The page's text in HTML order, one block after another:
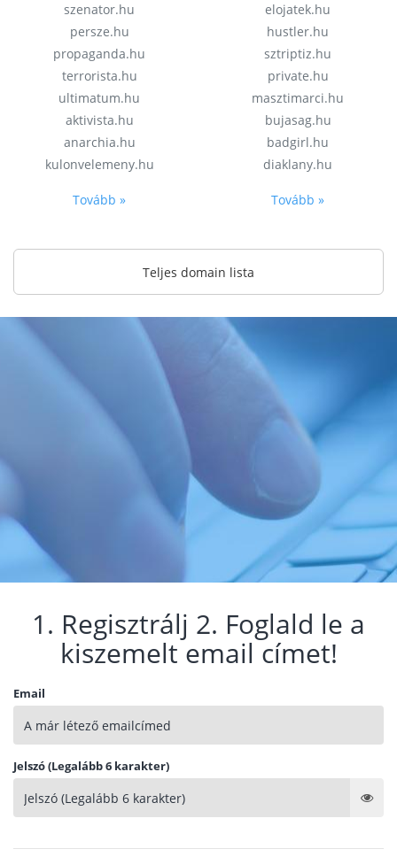
szenator.hu
persze.hu
propaganda.hu
terrorista.hu
ultimatum.hu
aktivista.hu
anarchia.hu
kulonvelemeny.hu
Tovább »
elojatek.hu
hustler.hu
sztriptiz.hu
private.hu
masztimarci.hu
bujasag.hu
badgirl.hu
diaklany.hu
Tovább »
Teljes domain lista
1. Regisztrálj 2. Foglald le a
kiszemelt email címet!
Email
Jelszó (Legalább 6 karakter)